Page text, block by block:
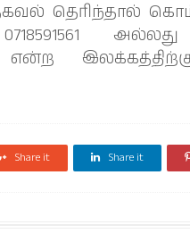
தெரிந்தால்
என்ற
Share it Share it